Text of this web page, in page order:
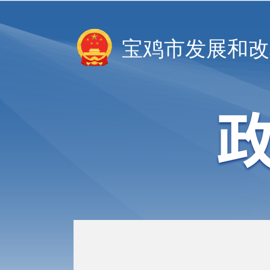
宝鸡市发展和